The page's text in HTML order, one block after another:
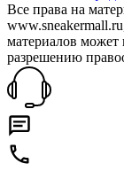
Все права на
материалов может
разрешению